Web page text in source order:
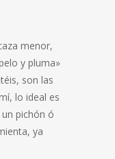
menor,
y pluma»
son las
lo ideal es
pichón ó
ya